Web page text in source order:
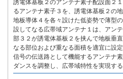
誘電体基板２のアンテナ素子配設面２
るアンテナ素子３を、誘電体基板２の
地板導体４を各々設けた低姿勢で薄型
設してなる広帯域アンテナ１は、アン
部３２が誘電体基板２を挟んで地板垂
なる部位および重なる面積を適宜に設
信号の伝送路として機能するアンテナ
ダンスを調整し、広帯域特性を実現する